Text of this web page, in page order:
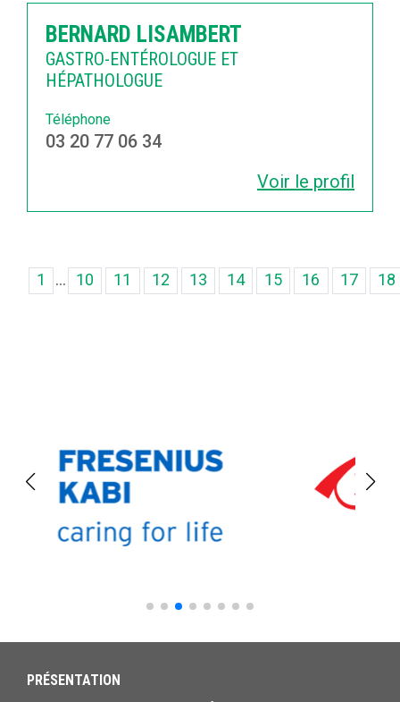
BERNARD LISAMBERT
GASTRO-ENTÉROLOGUE ET
HÉPATHOLOGUE
Téléphone
03 20 77 06 34
Voir le profil
1 ... 10 11 12 13 14 15 16 17 18
PRÉSENTATION